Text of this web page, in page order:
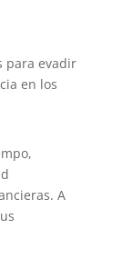
para evadir
en los
A